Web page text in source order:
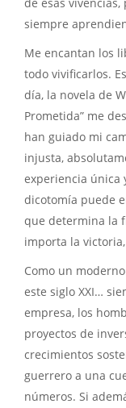
siempre
Me encantan los
todo vivificarlos.
día, la novela de
Prometida” me
han guiado mi
injusta,
experiencia única
dicotomía puede
que determina la
importa la
Como un
este siglo XXI…
empresa, los
proyectos de
crecimientos
guerrero a una
números. Si